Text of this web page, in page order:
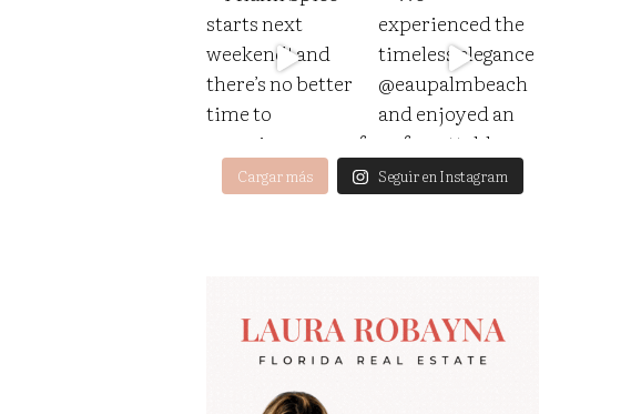
Cargar más Seguir en Instagram